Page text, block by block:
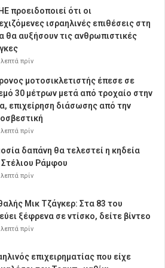
προειδοποιεί ότι οι
ισραηλινές επιθέσεις στη
θα αυξήσουν τις ανθρωπιστικές
πρίν
μοτοσικλετιστής έπεσε σε
30 μέτρων μετά από τροχαίο στην
επιχείρηση διάσωσης από την
πρίν
δαπάνη θα τελεστεί η κηδεία
Ράμφου
πρίν
Μικ Τζάγκερ: Στα 83 του
ξέφρενα σε ντίσκο, δείτε βίντεο
πρίν
επιχειρηματίας που είχε